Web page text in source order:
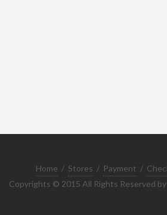
Home / Stores / Payment /
Copyrights © 2015 All Rights Reserved